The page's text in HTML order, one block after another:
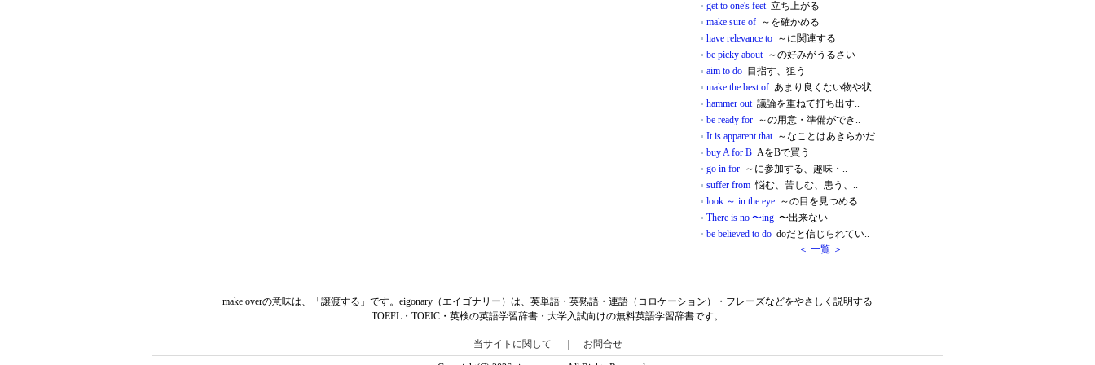
get to one's feet立ち上がる
make sure of ～を確かめる
have relevance to ～に関連する
be picky about～の好みがうるさい
aim to do 目指す、狙う
make the best of あまり良くない物や状..
hammer out議論を重ねて打ち出す..
be ready for ～の用意・準備ができ..
It is apparent that～なことはあきらかだ
buy A for B AをBで買う
go in for ～に参加する、趣味・..
suffer from 悩む、苦しむ、患う、..
look ～ in the eye ～の目を見つめる
There is no 〜ing 〜出来ない
be believed to do doだと信じられてい..
＜ 一覧 ＞
make overの意味は、「譲渡する」です。eigonary（エイゴナリー）は、英単語・英熟語・連語（コロケーション）・フレーズなどをやさしく説明する
TOEFL・TOEIC・英検の英語学習辞書・大学入試向けの無料英語学習辞書です。
当サイトに関して お問合せ